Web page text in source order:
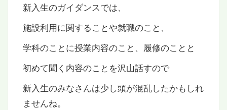
新入生のガイダンスでは、
施設利用に関することや就職のこと、
学科のことに授業内容のこと、履修のことと
初めて聞く内容のことを沢山話すので
新入生のみなさんは少し頭が混乱したかもしれ
ませんね。